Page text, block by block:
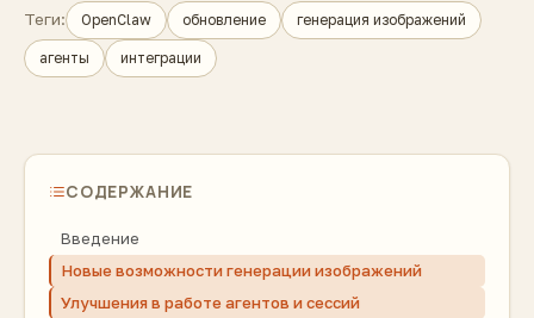
Теги: OpenClaw обновление генерация изображений
агенты интеграции
СОДЕРЖАНИЕ
Введение
Новые возможности генерации изображений
Улучшения в работе агентов и сессий